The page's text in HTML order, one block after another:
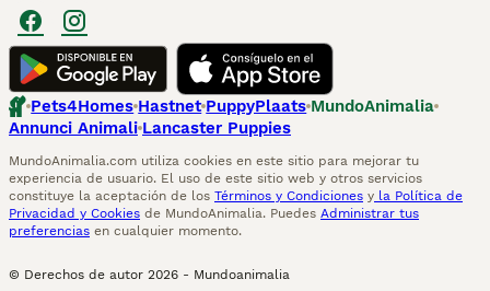
Pets4Homes Hastnet PuppyPlaats MundoAnimalia
Annunci Animali Lancaster Puppies
MundoAnimalia.com utiliza cookies en este sitio para mejorar tu
experiencia de usuario. El uso de este sitio web y otros servicios
constituye la aceptación de los Términos y Condiciones y la Política de
Privacidad y Cookies de MundoAnimalia. Puedes Administrar tus
preferencias en cualquier momento.
© Derechos de autor 2026 - Mundoanimalia